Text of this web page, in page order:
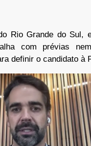
Rio Grande do Sul,
com prévias
definir o candidato à